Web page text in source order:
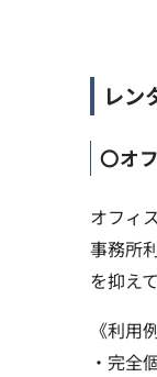
レン
〇オ
オフィ
事務所
を抑え
《利用
・完全